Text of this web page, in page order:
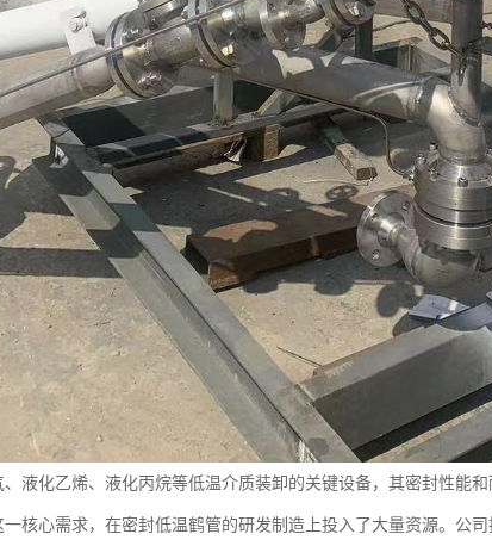
液化乙烯、液化丙烷等低温介质装卸的关键设备，其密封性能
核心需求，在密封低温鹤管的研发制造上投入了大量资源。公